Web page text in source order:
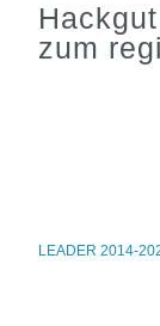
zum
LEADER 2014-